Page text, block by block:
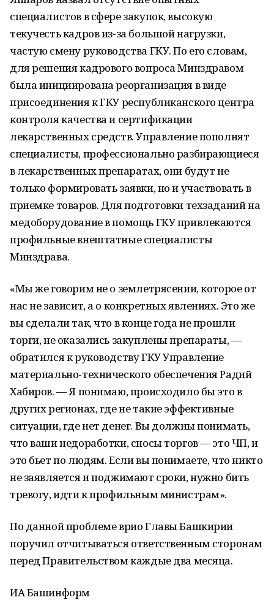
специалистов в сфере закупок, высокую
текучесть кадров из-за большой нагрузки,
частую смену руководства ГКУ. По его словам,
для решения кадрового вопроса Минздравом
была инициирована реорганизация в виде
присоединения к ГКУ республиканского центра
контроля качества и сертификации
лекарственных средств. Управление пополнят
специалисты, профессионально разбирающиеся
в лекарственных препаратах, они будут не
только формировать заявки, но и участвовать в
приемке товаров. Для подготовки техзаданий на
медоборудование в помощь ГКУ привлекаются
профильные внештатные специалисты
Минздрава.
«Мы же говорим не о землетрясении, которое от
нас не зависит, а о конкретных явлениях. Это же
вы сделали так, что в конце года не прошли
торги, не оказались закуплены препараты, —
обратился к руководству ГКУ Управление
материально-технического обеспечения Радий
Хабиров. — Я понимаю, происходило бы это в
других регионах, где не такие эффективные
ситуации, где нет денег. Вы должны понимать,
что ваши недоработки, сносы торгов — это ЧП, и
это бьет по людям. Если вы понимаете, что никто
не заявляется и поджимают сроки, нужно бить
тревогу, идти к профильным министрам».
По данной проблеме врио Главы Башкирии
поручил отчитываться ответственным сторонам
перед Правительством каждые два месяца.
ИА Башинформ